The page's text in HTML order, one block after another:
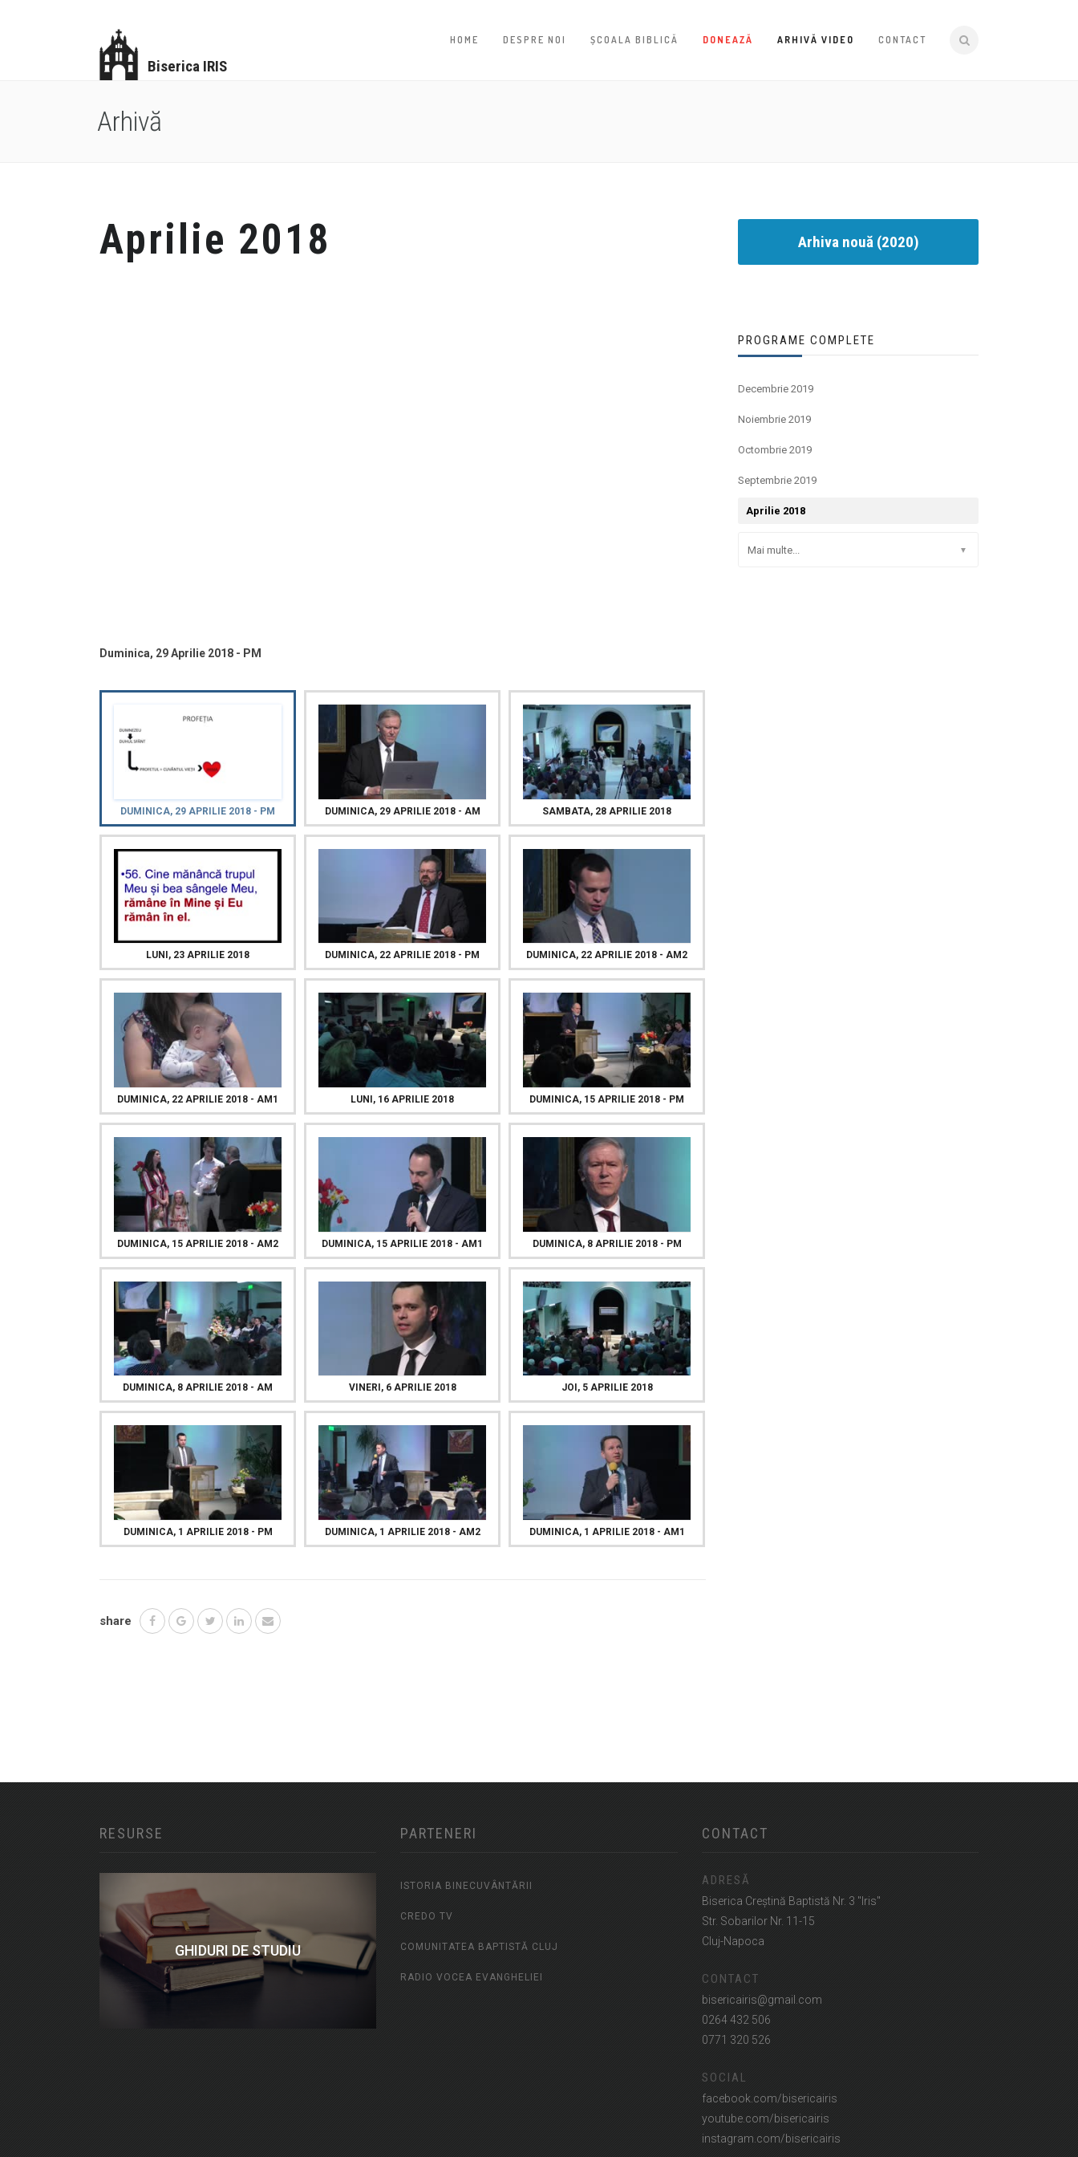
Biserica IRIS
HOME DESPRE NOI ȘCOALA BIBLICĂ DONEAZĂ ARHIVĂ VIDEO CONTACT
Arhivă
Aprilie 2018
Duminica, 29 Aprilie 2018 - PM
DUMINICA, 29 APRILIE 2018 - PM DUMINICA, 29 APRILIE 2018 - AM SAMBATA, 28 APRILIE 2018
LUNI, 23 APRILIE 2018 DUMINICA, 22 APRILIE 2018 - PM DUMINICA, 22 APRILIE 2018 - AM2
DUMINICA, 22 APRILIE 2018 - AM1 LUNI, 16 APRILIE 2018 DUMINICA, 15 APRILIE 2018 - PM
DUMINICA, 15 APRILIE 2018 - AM2 DUMINICA, 15 APRILIE 2018 - AM1 DUMINICA, 8 APRILIE 2018 - PM
DUMINICA, 8 APRILIE 2018 - AM VINERI, 6 APRILIE 2018 JOI, 5 APRILIE 2018
DUMINICA, 1 APRILIE 2018 - PM DUMINICA, 1 APRILIE 2018 - AM2 DUMINICA, 1 APRILIE 2018 - AM1
share
Arhiva nouă (2020)
PROGRAME COMPLETE
Decembrie 2019
Noiembrie 2019
Octombrie 2019
Septembrie 2019
Aprilie 2018
Mai multe...
RESURSE
GHIDURI DE STUDIU
PARTENERI
ISTORIA BINECUVÂNTĂRII
CREDO TV
COMUNITATEA BAPTISTĂ CLUJ
RADIO VOCEA EVANGHELIEI
CONTACT
ADRESĂ
Biserica Creștină Baptistă Nr. 3 "Iris"
Str. Sobarilor Nr. 11-15
Cluj-Napoca
CONTACT
bisericairis@gmail.com
0264 432 506
0771 320 526
SOCIAL
facebook.com/bisericairis
youtube.com/bisericairis
instagram.com/bisericairis